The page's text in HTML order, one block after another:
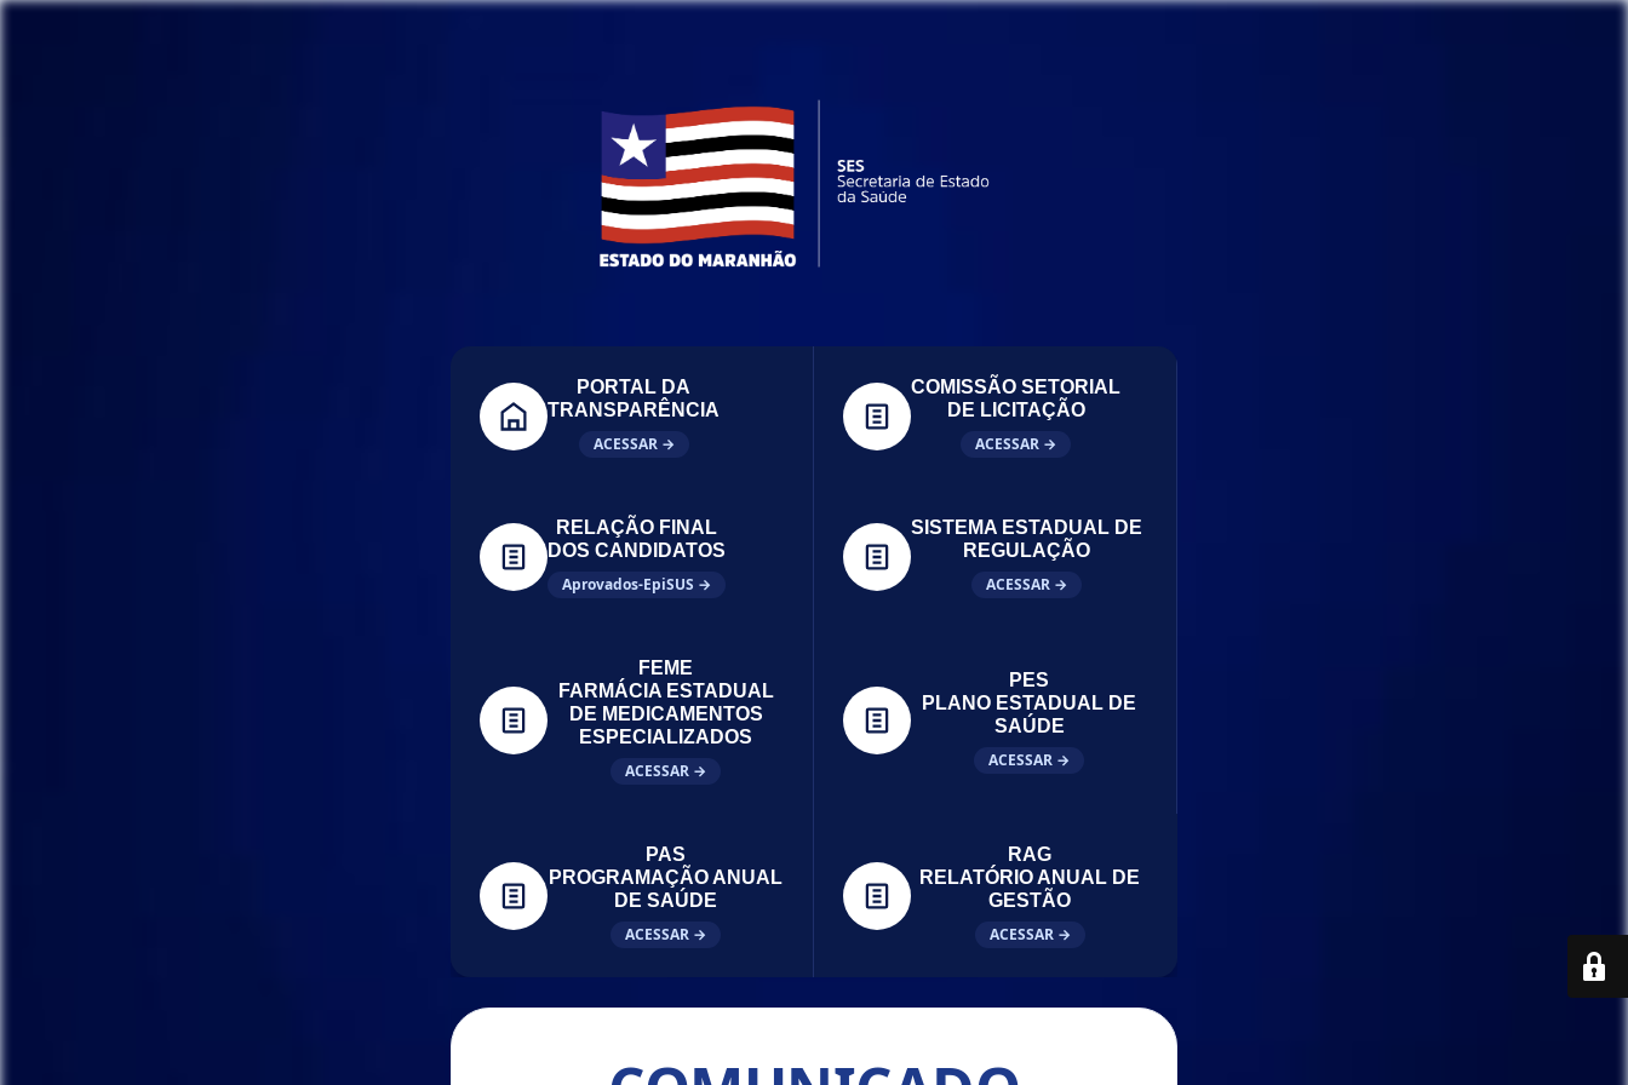
PORTAL DA
TRANSPARÊNCIA
ACESSAR →
COMISSÃO SETORIAL
DE LICITAÇÃO
ACESSAR →
RELAÇÃO FINAL
DOS CANDIDATOS
Aprovados-EpiSUS →
SISTEMA ESTADUAL DE
REGULAÇÃO
ACESSAR →
FEME
FARMÁCIA ESTADUAL
DE MEDICAMENTOS
ESPECIALIZADOS
ACESSAR →
PES
PLANO ESTADUAL DE
SAÚDE
ACESSAR →
PAS
PROGRAMAÇÃO ANUAL
DE SAÚDE
ACESSAR →
RAG
RELATÓRIO ANUAL DE
GESTÃO
ACESSAR →